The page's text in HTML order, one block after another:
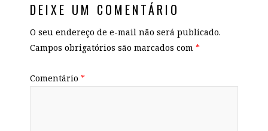
DEIXE UM COMENTÁRIO
O seu endereço de e-mail não será publicado.
Campos obrigatórios são marcados com *
Comentário *